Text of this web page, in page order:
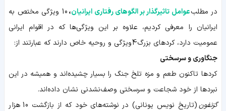
در مطلبعوامل تاثیرگذار بر الگوهای رفتاری ایرانیان،
10 ویژگی مختص به
ایرانیان را معرفی کردیم، علاوه بر این ویژگی‌ها که در اقوام ایرانی
عمومیت دارد، کردهای بزرگ 4 ویژگی و روحیه خاص دارند که عبارتند از:
جنگاوری و سرسختی
کردها تاکنون طعم و مزه تلخ جنگ را بسیار چشیده‌اند و همیشه در این
نبردها از خود شجاعت و سرسختی وصف‌نشدنی نشان داده‌اند.
گزنفون
(تاریخ نویس یونانی) در نوشته‌های خود که از بازگشت 10 هزار